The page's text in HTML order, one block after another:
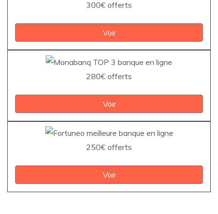
300€ offerts
Voir
280€ offerts
Voir
250€ offerts
Voir